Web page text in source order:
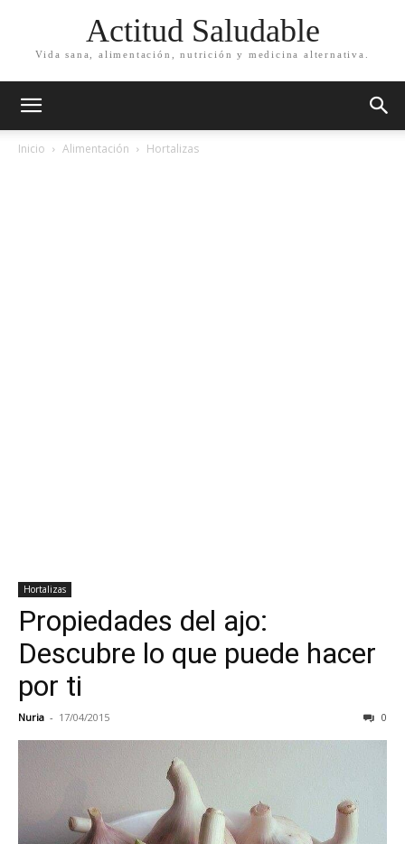
Actitud Saludable
Vida sana, alimentación, nutrición y medicina alternativa.
Inicio Alimentación Hortalizas
Hortalizas
Propiedades del ajo:
Descubre lo que puede hacer
por ti
Nuria - 17/04/2015 0